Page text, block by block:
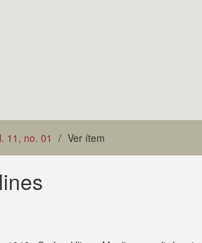
11, no. 01 Ver ítem